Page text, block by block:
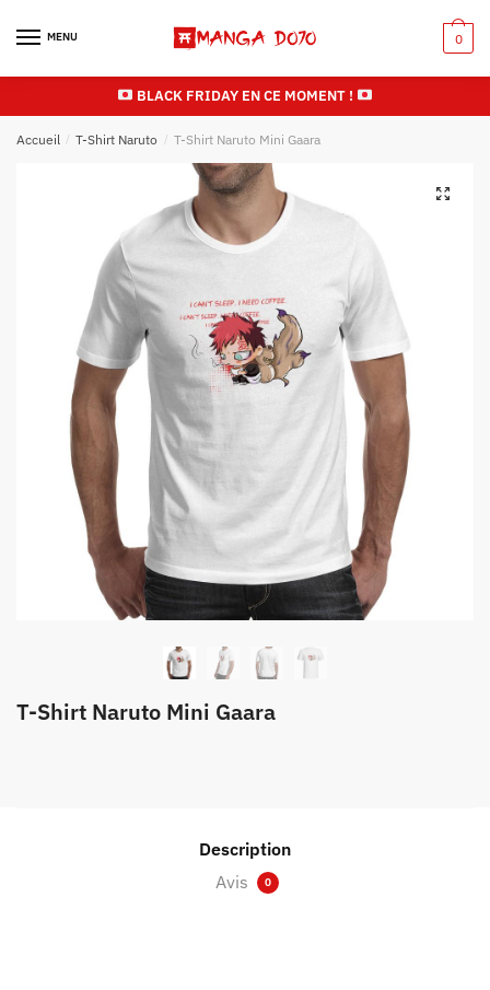
MENU 0
BLACK FRIDAY EN CE MOMENT !
Accueil / T-Shirt Naruto / T-Shirt Naruto Mini Gaara
T-Shirt Naruto Mini Gaara
Description
Avis
0